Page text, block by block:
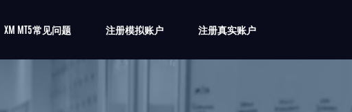
XM MT5常见问题 注册模拟账户 注册真实账户